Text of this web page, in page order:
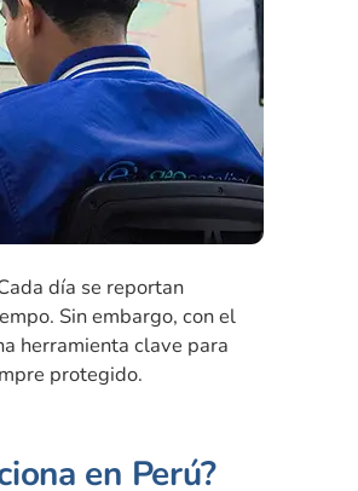
día se reportan
Sin embargo, con el
herramienta clave para
protegido.
en Perú?